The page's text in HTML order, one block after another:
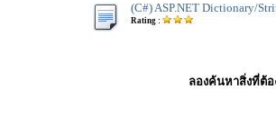
(C#) ASP.NET Dictionary/
Rating :
ลองค้นหาสิ่งที่ต้อ